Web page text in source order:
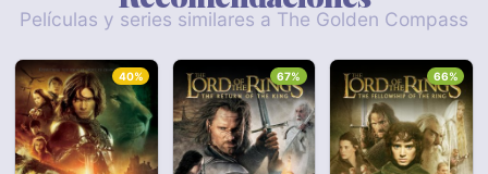
Películas y series similares a The Golden Compass
40% 67% 66%